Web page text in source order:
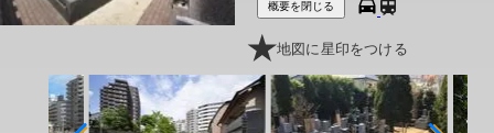
概要を閉じる
地図に星印をつける